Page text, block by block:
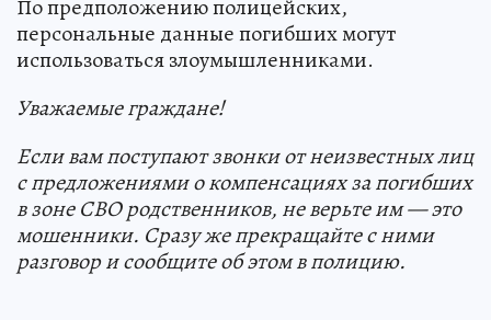
По предположению полицейских,
персональные данные погибших могут
использоваться злоумышленниками.
Уважаемые граждане!
Если вам поступают звонки от неизвестных лиц
с предложениями о компенсациях за погибших
в зоне СВО родственников, не верьте им — это
мошенники. Сразу же прекращайте с ними
разговор и сообщите об этом в полицию.